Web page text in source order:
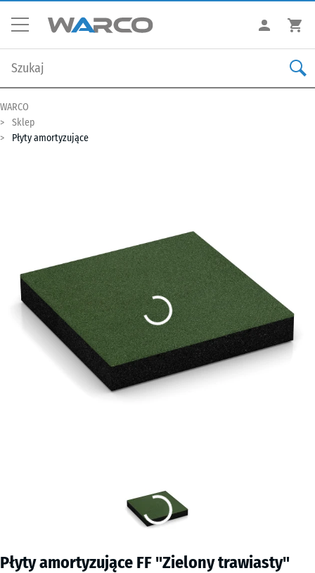
WARCO
Sklep
Płyty amortyzujące
Płyty amortyzujące FF "Zielony trawiasty"